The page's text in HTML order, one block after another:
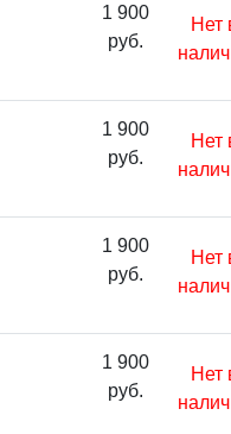
1 900
руб.
Нет
1 900
руб.
Нет
1 900
руб.
Нет
1 900
руб.
Нет